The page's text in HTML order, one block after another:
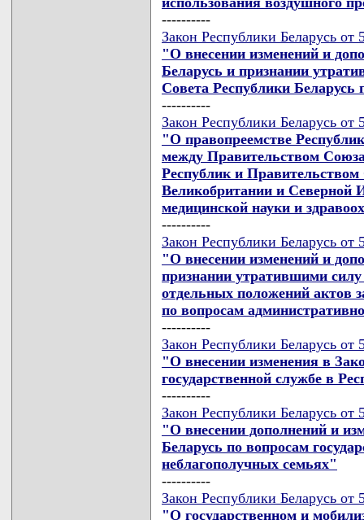
----------
Закон Республики Беларусь от
"О внесении изменений и
Беларусь и признании
Совета Республики
----------
Закон Республики Беларусь от
"О правопреемстве
между Правительством
Республик и Правительством
Великобритании и Северной
медицинской науки и
----------
Закон Республики Беларусь от
"О внесении изменений и
признании утратившими силу
отдельных положений актов
по вопросам
----------
Закон Республики Беларусь от
"О внесении изменения в
государственной службе в
----------
Закон Республики Беларусь от
"О внесении дополнений и
Беларусь по вопросам
неблагополучных семьях"
----------
Закон Республики Беларусь от
"О государственном и